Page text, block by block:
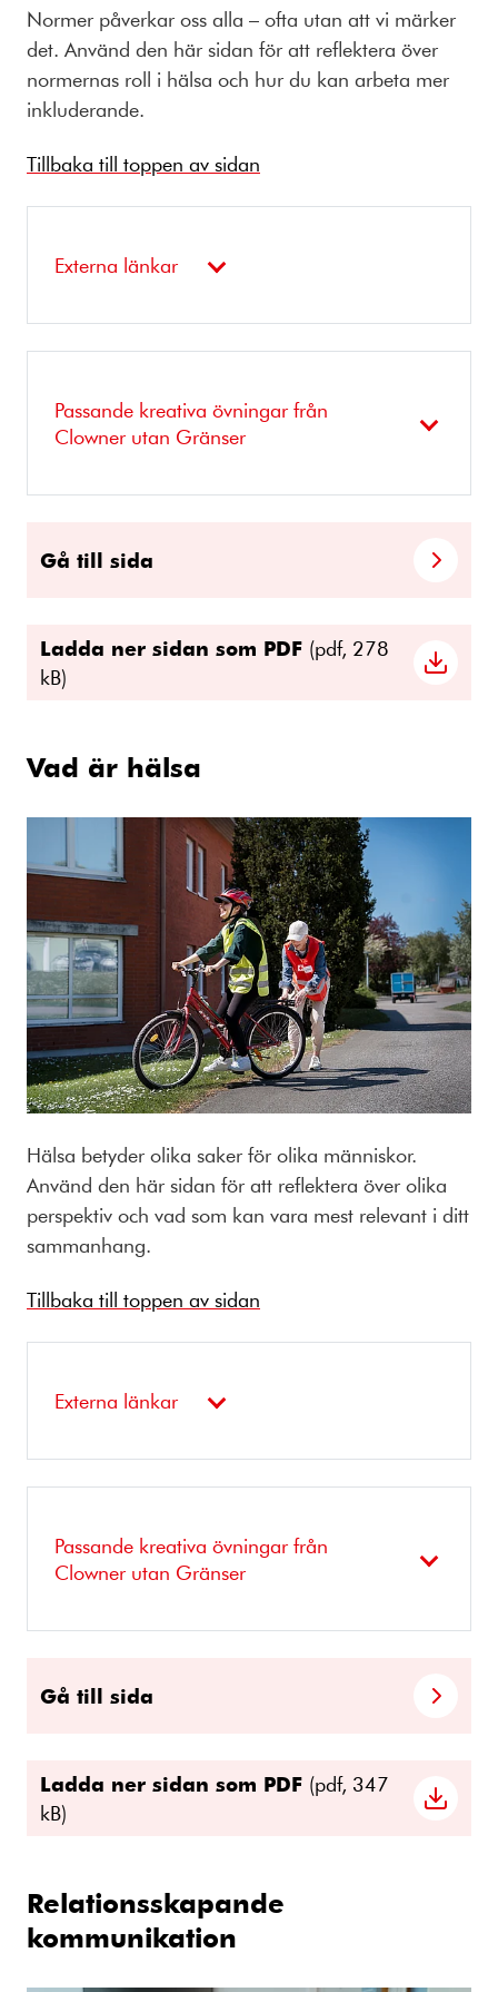
Normer påverkar oss alla – ofta utan att vi märker
det. Använd den här sidan för att reflektera över
normernas roll i hälsa och hur du kan arbeta mer
inkluderande.
Tillbaka till toppen av sidan
Externa länkar
Passande kreativa övningar från
Clowner utan Gränser
Gå till sida
Ladda ner sidan som PDF (pdf, 278
kB)
Vad är hälsa
Hälsa betyder olika saker för olika människor.
Använd den här sidan för att reflektera över olika
perspektiv och vad som kan vara mest relevant i ditt
sammanhang.
Tillbaka till toppen av sidan
Externa länkar
Passande kreativa övningar från
Clowner utan Gränser
Gå till sida
Ladda ner sidan som PDF (pdf, 347
kB)
Relationsskapande
kommunikation